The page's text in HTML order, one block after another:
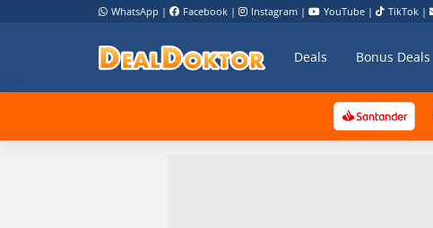
WhatsApp | Facebook | Instagram | YouTube | TikTok |
Deals Bonus Deals